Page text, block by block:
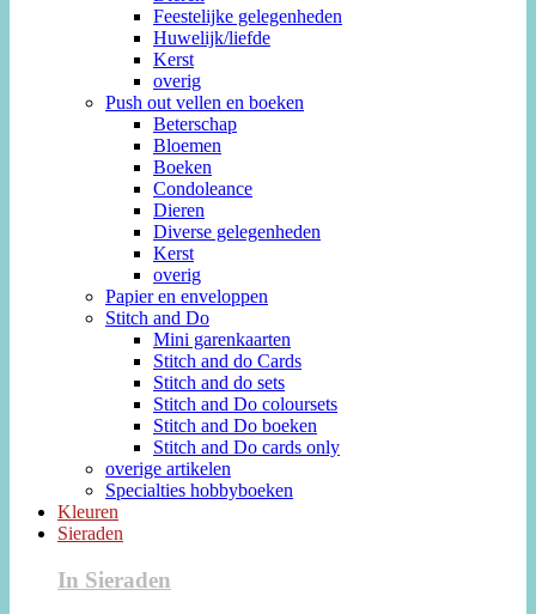
Feestelijke gelegenheden
Huwelijk/liefde
Kerst
overig
Push out vellen en boeken
Beterschap
Bloemen
Boeken
Condoleance
Dieren
Diverse gelegenheden
Kerst
overig
Papier en enveloppen
Stitch and Do
Mini garenkaarten
Stitch and do Cards
Stitch and do sets
Stitch and Do coloursets
Stitch and Do boeken
Stitch and Do cards only
overige artikelen
Specialties hobbyboeken
Kleuren
Sieraden
In Sieraden